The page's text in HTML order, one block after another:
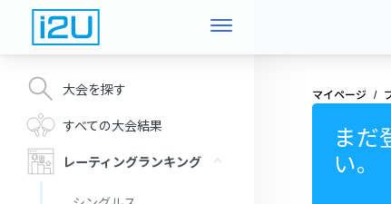
大会を探す
すべての大会結果
レーティングランキング
マイページ
まだ
い。